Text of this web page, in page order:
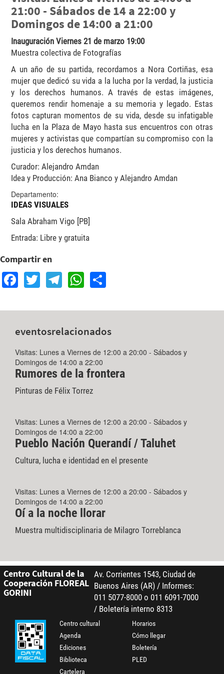
21:00 - Sábados de 14 a 22:00 y
Domingos de 14:00 a 21:00
Inauguración Viernes 21 de marzo 19:00
Muestra colectiva de Fotografías
A un año de su partida, recordamos a Nora Cortiñas, esa
mujer que dedicó su vida a la lucha por la verdad, la justicia
y los derechos humanos. A través de estas imágenes,
queremos rendir homenaje a su memoria y legado. Estas
fotos capturan momentos de su vida, desde su infatigable
lucha en la Plaza de Mayo hasta sus encuentros con otras
mujeres y activistas que compartían su compromiso con la
justicia y los derechos humanos.
Curador: Alejandro Amdan
Idea y Producción: Ana Bianco y Alejandro Amdan
Departamento:
IDEAS VISUALES
Sala Abraham Vigo [PB]
Entrada: Libre y gratuita
Compartir en
Facebook
TwitterTelegram
WhatsApp
eventosrelacionados
Visitas: Lunes a Viernes de 12:00 a 20:00 - Sábados y
Domingos de 14:00 a 22:00
Rumores de la frontera
Pinturas de Félix Torrez
Visitas: Lunes a Viernes de 12:00 a 20:00 - Sábados y
Domingos de 14:00 a 22:00
Pueblo Nación Querandí / Taluhet
Cultura, lucha e identidad en el presente
Visitas: Lunes a Viernes de 12:00 a 20:00 - Sábados y
Domingos de 14:00 a 22:00
Oí a la noche llorar
Muestra multidisciplinaria de Milagro Torreblanca
Centro Cultural de la
Cooperación FLOREAL
GORINI
Av. Corrientes 1543, Ciudad de
Buenos Aires (AR) / Informes:
011 5077-8000 o 011 6091-7000
/ Boletería interno 8313
Centro cultural
Agenda
Ediciones
Biblioteca
Cartelera
Horarios
Cómo llegar
Boletería
PLED